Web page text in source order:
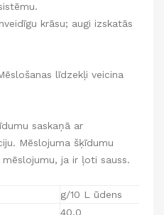
krāsu; augi izskatās
līdzekļi veicina
saskaņā ar
Mēslojuma šķīdumu
ja ir ļoti sauss.
g/10 L ūdens
40,0